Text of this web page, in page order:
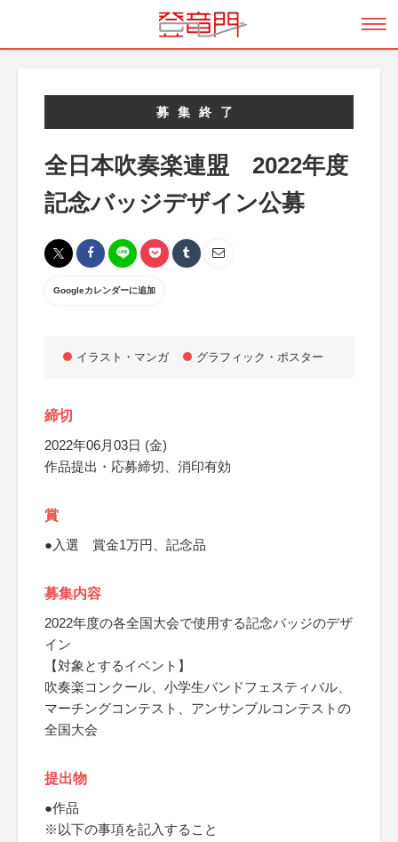
募集終了
全日本吹奏楽連盟 2022年度
記念バッジデザイン公募
Googleカレンダーに追加
イラスト・マンガ グラフィック・ポスター
締切
2022年06月03日 (金)
作品提出・応募締切、消印有効
賞
●入選 賞金1万円、記念品
募集内容
2022年度の各全国大会で使用する記念バッジのデザ
イン
【対象とするイベント】
吹奏楽コンクール、小学生バンドフェスティバル、
マーチングコンテスト、アンサンブルコンテストの
全国大会
提出物
●作品
※以下の事項を記入すること